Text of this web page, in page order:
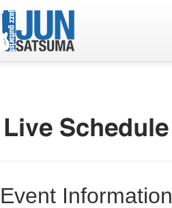
Discography
Photo
Event Information